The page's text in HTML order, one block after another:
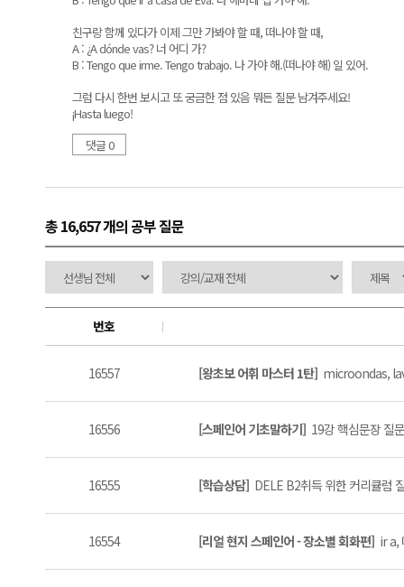
친구랑 함께 있다가 이제 그만 가봐야 할 때, 떠나야 할 때,
A : ¿A dónde vas? 너 어디 가?
B : Tengo que irme. Tengo trabajo. 나 가야 해.(떠나야 해) 일 있어.
그럼 다시 한번 보시고 또 궁금한 점 있음 뭐든 질문 남겨주세요!
¡Hasta luego!
댓글 0
총 16,657 개의 공부 질문
번호
16557 [왕초보 어휘 마스터 1탄] microondas,
16556 [스페인어 기초말하기] 19강 핵심문장 질
16555 [학습상담] DELE B2취득 위한 커리큘럼
16554 [리얼 현지 스페인어 - 장소별 회화편] ir a,